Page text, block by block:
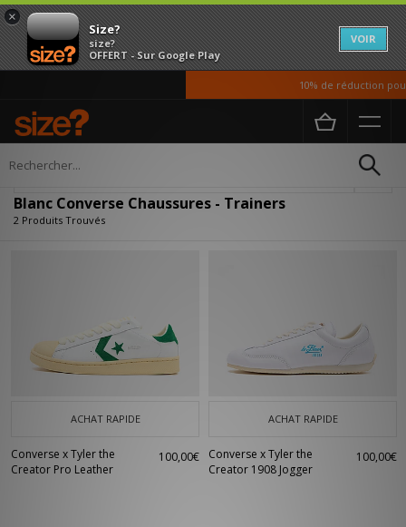
×
Size?
size?
OFFERT - Sur Google Play
VOIR
10% de réduction
Accueil Homme
Blanc Converse Chaussures - Trainers
2 Produits Trouvés
ACHAT RAPIDE
Converse x Tyler the
Creator Pro Leather
100,00€
ACHAT RAPIDE
Converse x Tyler the
Creator 1908 Jogger
100,00€